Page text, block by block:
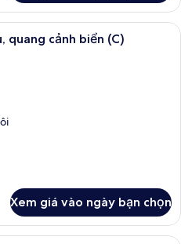
Minibar, két bảo mật tại phòng, khu
quang cảnh biển (C)
Xem giá vào ngày bạn chọn
Minibar, két bảo mật tại phòng, khu